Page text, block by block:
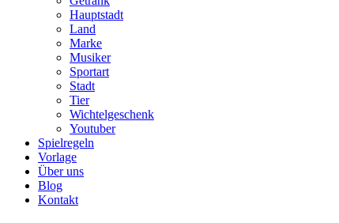
Hauptstadt
Land
Marke
Musiker
Sportart
Stadt
Tier
Wichtelgeschenk
Youtuber
Spielregeln
Vorlage
Über uns
Blog
Kontakt